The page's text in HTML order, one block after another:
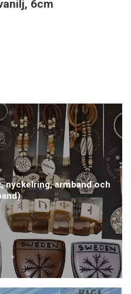
nyckelring, armband och
6cm